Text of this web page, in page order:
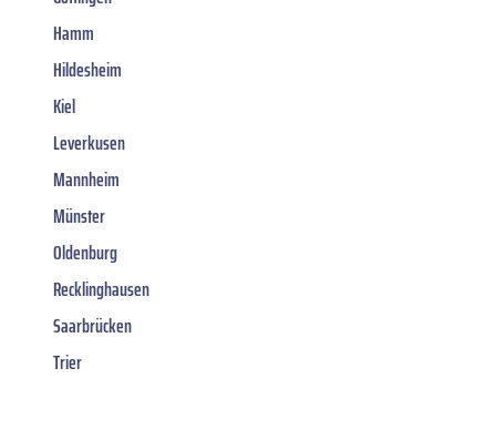
Hamm
Hildesheim
Kiel
Leverkusen
Mannheim
Münster
Oldenburg
Recklinghausen
Saarbrücken
Trier